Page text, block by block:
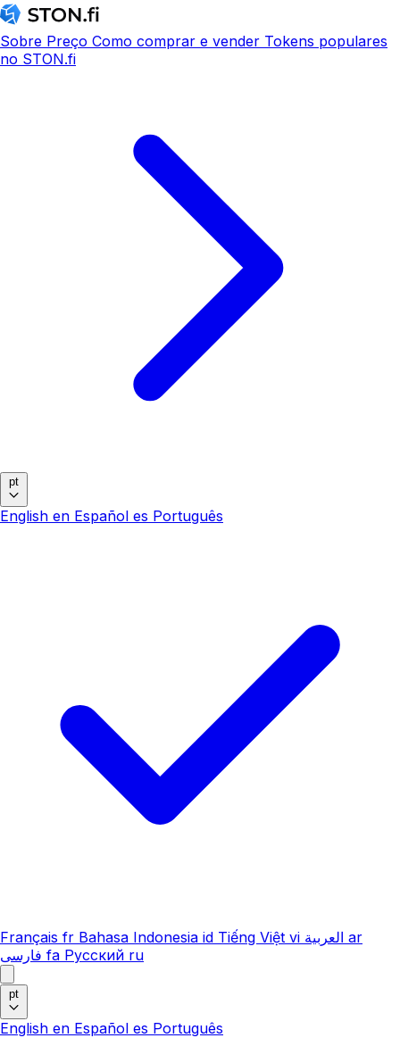
Sobre Preço Como comprar e vender Tokens populares
no STON.fi
pt
English en Español es Português
Français fr Bahasa Indonesia id Tiếng Việt vi العربية ar
فارسی fa Русский ru
pt
English en Español es Português